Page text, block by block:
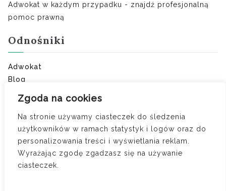
Zgoda na cookies
Na stronie używamy ciasteczek do śledzenia
użytkowników w ramach statystyk i logów oraz do
personalizowania treści i wyświetlania reklam.
Wyrażając zgodę zgadzasz się na używanie
ciasteczek.
Adwokat w każdym przypadku - znajdź profesjonalną
pomoc prawną
Odnośniki
Adwokat
Blog
Ostatnie porady:
Umowa o zakazie konkurencji — kiedy obowiązuje i
ile wynosi odszkodowanie
Czy zdrada to jedyny powód do orzeczenia
wyłącznej winy?
Rozliczenie nakładów z majątku osobistego na